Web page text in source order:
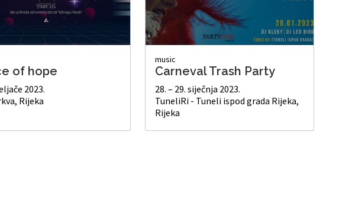
of hope
2023.
Rijeka
music
Carneval Trash Party
28. – 29. siječnja 2023.
TuneliRi - Tuneli ispod grada Rijeka,
Rijeka